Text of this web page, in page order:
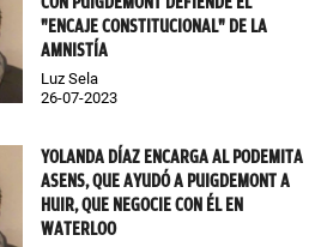
"ENCAJE CONSTITUCIONAL" DE LA
AMNISTÍA
Luz Sela
26-07-2023
YOLANDA DÍAZ ENCARGA AL PODEMITA
ASENS, QUE AYUDÓ A PUIGDEMONT A
HUIR, QUE NEGOCIE CON ÉL EN
WATERLOO